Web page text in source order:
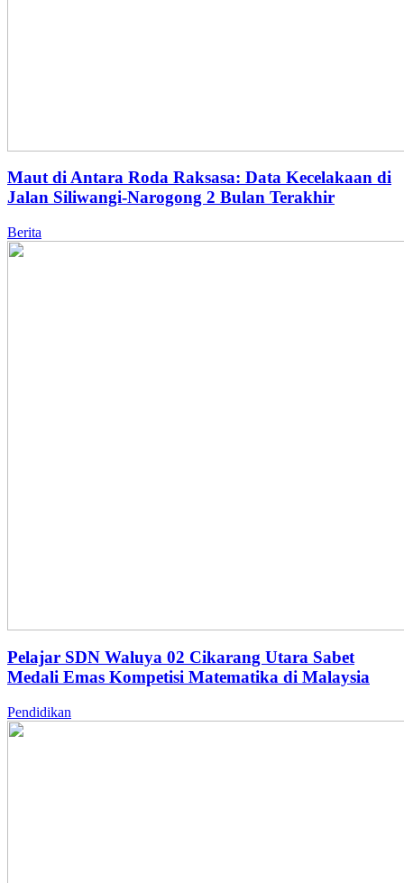
Maut di Antara Roda Raksasa: Data Kecelakaan di
Jalan Siliwangi-Narogong 2 Bulan Terakhir
Berita
Pelajar SDN Waluya 02 Cikarang Utara Sabet
Medali Emas Kompetisi Matematika di Malaysia
Pendidikan